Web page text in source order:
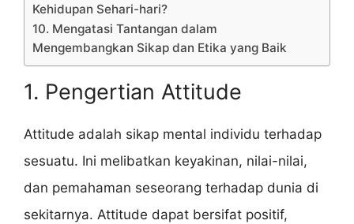
Kehidupan Sehari-hari?
10. Mengatasi Tantangan dalam
Mengembangkan Sikap dan Etika yang Baik
1. Pengertian Attitude
Attitude adalah sikap mental individu terhadap
sesuatu. Ini melibatkan keyakinan, nilai-nilai,
dan pemahaman seseorang terhadap dunia di
sekitarnya. Attitude dapat bersifat positif,